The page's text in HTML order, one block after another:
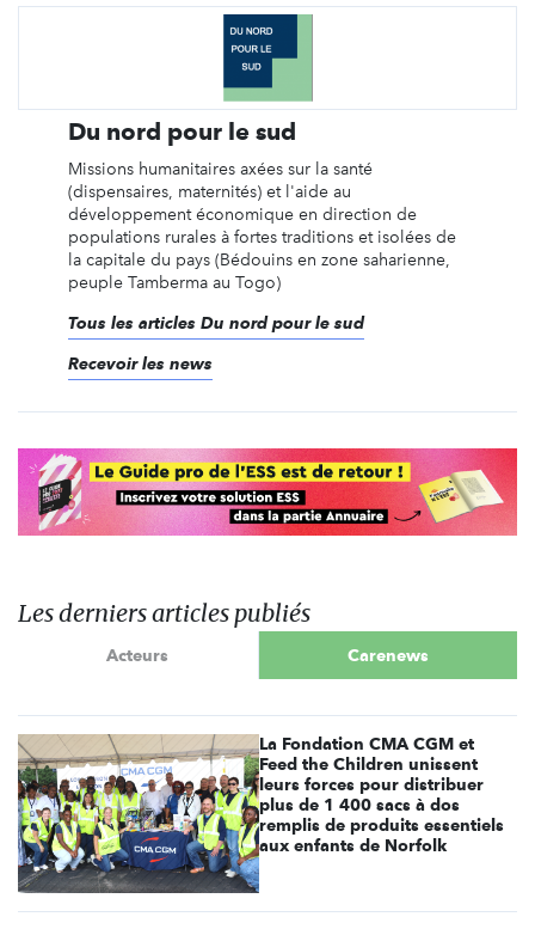
Du nord pour le sud
Missions humanitaires axées sur la santé
(dispensaires, maternités) et l'aide au
développement économique en direction de
populations rurales à fortes traditions et isolées de
la capitale du pays (Bédouins en zone saharienne,
peuple Tamberma au Togo)
Tous les articles Du nord pour le sud
Recevoir les news
Les derniers articles publiés
Acteurs Carenews
La Fondation CMA CGM et
Feed the Children unissent
leurs forces pour distribuer
plus de 1 400 sacs à dos
remplis de produits essentiels
aux enfants de Norfolk